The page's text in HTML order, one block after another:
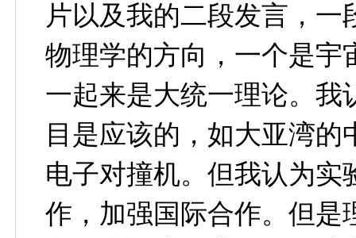
片以及我的二段发言，一
物理学的方向，一个是宇
一起来是大统一理论。我
目是应该的，如大亚湾
电子对撞机。但我认为实
作，加强国际合作。但是